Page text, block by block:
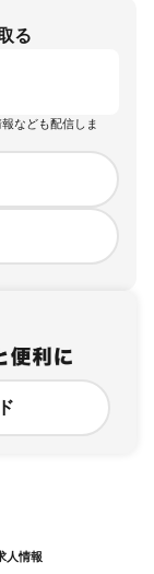
る
なども配信しま
人情報